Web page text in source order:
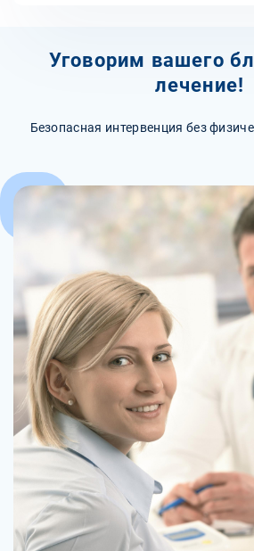
Уговорим вашего
лечение!
Безопасная интервенция без